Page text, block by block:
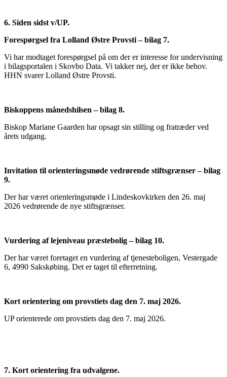
6. Siden sidst v/UP.
Forespørgsel fra Lolland Østre Provsti – bilag 7.
Vi har modtaget forespørgsel på om der er interesse for undervisning
i bilagsportalen i Skovbo Data. Vi takker nej, der er ikke behov.
HHN svarer Lolland Østre Provsti.
Biskoppens månedshilsen – bilag 8.
Biskop Mariane Gaarden har opsagt sin stilling og fratræder ved
årets udgang.
Invitation til orienteringsmøde vedrørende stiftsgrænser – bilag
9.
Der har været orienteringsmøde i Lindeskovkirken den 26. maj
2026 vedrørende de nye stiftsgrænser.
Vurdering af lejeniveau præstebolig – bilag 10.
Der har været foretaget en vurdering af tjenesteboligen, Vestergade
6, 4990 Sakskøbing. Det er taget til efterretning.
Kort orientering om provstiets dag den 7. maj 2026.
UP orienterede om provstiets dag den 7. maj 2026.
7. Kort orientering fra udvalgene.